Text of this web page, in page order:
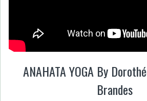
ANAHATA YOGA By
Brandes